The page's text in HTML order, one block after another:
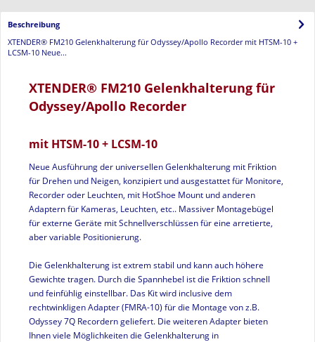
Beschreibung
XTENDER® FM210 Gelenkhalterung für Odyssey/Apollo Recorder mit HTSM-10 +
LCSM-10 Neue...
XTENDER® FM210 Gelenkhalterung für
Odyssey/Apollo Recorder
mit HTSM-10 + LCSM-10
Neue Ausführung der universellen Gelenkhalterung mit Friktion
für Drehen und Neigen, konzipiert und ausgestattet für Monitore,
Recorder oder Leuchten, mit HotShoe Mount und anderen
Adaptern für Kameras, Leuchten, etc.. Massiver Montagebügel
für externe Geräte mit Schnellverschlüssen für eine arretierte,
aber variable Positionierung.
Die Gelenkhalterung ist extrem stabil und kann auch höhere
Gewichte tragen. Durch die Spannhebel ist die Friktion schnell
und feinfühlig einstellbar. Das Kit wird inclusive dem
rechtwinkligen Adapter (FMRA-10) für die Montage von z.B.
Odyssey 7Q Recordern geliefert. Die weiteren Adapter bieten
Ihnen viele Möglichkeiten die Gelenkhalterung in